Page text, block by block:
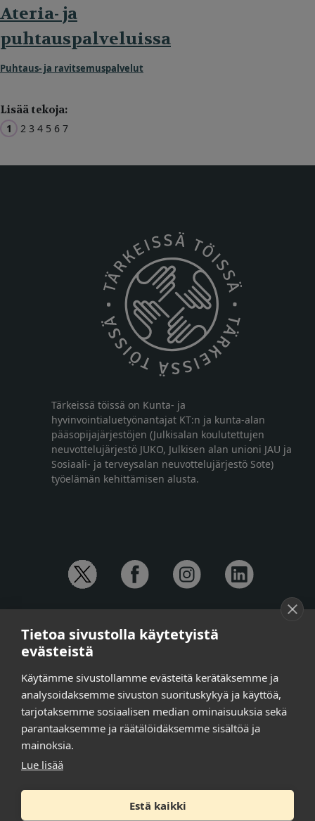
Ateria- ja
puhtauspalveluissa
Puhtaus- ja ravitsemuspalvelut
Lisää tekoja:
1 2 3 4 5 6 7
Tärkeissä töissä on Kunta- ja
hyvinvointialuetyönantajat KT:n ja kunta-alan
pääsopijajärjestöjen (Julkisalan koulutettujen
neuvottelujärjestö JUKO, Julkisen alan unioni JAU ja
Sosiaali- ja terveysalan neuvottelujärjestö Sote)
työelämän kehittämisen alusta.
Anna-Mari Jaanu, kehittämispäällikkö,
puh. +358 50 572 4620
Henna Honkalo,
viestintäpäällikkö,
puh. +358 50 479 6618
Ilari Raiski, viestintä- ja tapahtumakoordinaattori,
puh. +358 45 130 3832
Susanna Laasio,
tarkeissatoissa[a]kt.fi
Tietoa sivustolla käytetyistä
evästeistä
Käytämme sivustollamme evästeitä kerätäksemme ja
analysoidaksemme sivuston suorituskykyä ja käyttöä,
tarjotaksemme sosiaalisen median ominaisuuksia sekä
parantaaksemme ja räätälöidäksemme sisältöä ja
mainoksia.
Lue lisää
Estä kaikki